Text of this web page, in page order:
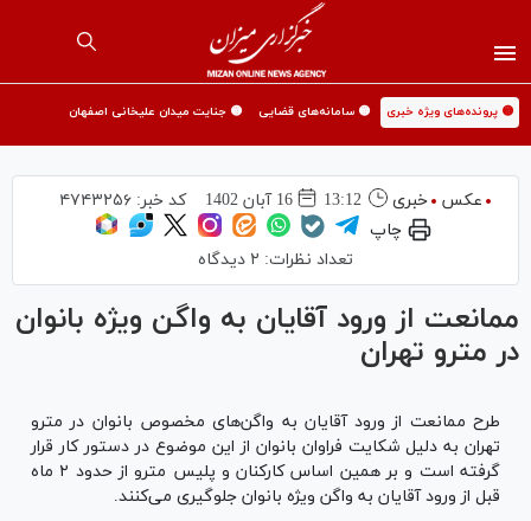
🟡 پرونده‌های ویژه خبری 🟡 سامانه‌های قضایی 🟡 جنایت میدان علیخانی اصفهان
عکس خبری 13:12 16 آبان 1402 کد خبر: ۴۷۴۳۲۵۶
چاپ
تعداد نظرات: ۲ دیدگاه
ممانعت از ورود آقایان به واگن ویژه بانوان
در مترو تهران
طرح ممانعت از ورود آقایان به واگن‌های مخصوص بانوان در مترو
تهران به دلیل شکایت فراوان بانوان از این موضوع در دستور کار قرار
گرفته است و بر همین اساس کارکنان و پلیس مترو از حدود ۲ ماه
قبل از ورود آقایان به واگن ویژه بانوان جلوگیری می‌کنند.